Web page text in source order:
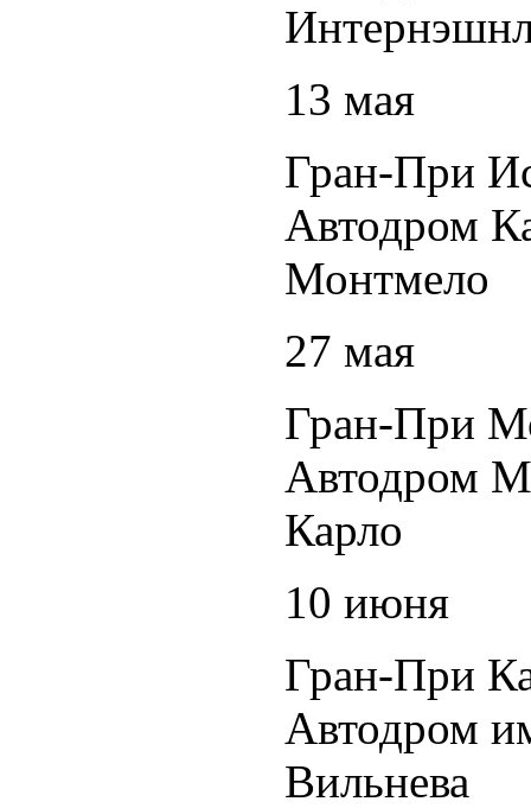
13 мая
Гран-При
Автодром
Монтмело
27 мая
Гран-При
Автодром
Карло
10 июня
Гран-При
Автодром
Вильнева